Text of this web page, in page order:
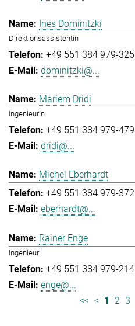
Ines Dominitzki
Direktionsassistentin
+49 551 384 979-325
dominitzki@...
Mariem Dridi
Ingenieurin
+49 551 384 979-479
dridi@...
Michel Eberhardt
+49 551 384 979-372
eberhardt@...
Rainer Enge
Ingenieur
+49 551 384 979-214
enge@...
<< < 1 2 3